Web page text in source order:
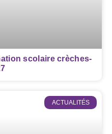
scolaire crèches-
ACTUALITÉS